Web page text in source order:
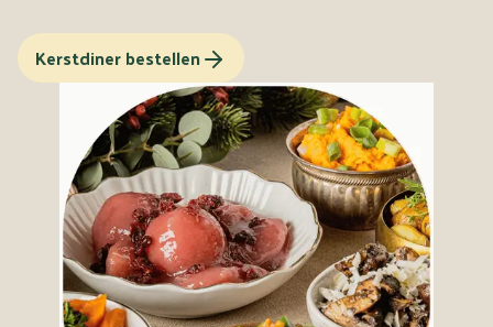
Kerstdiner bestellen